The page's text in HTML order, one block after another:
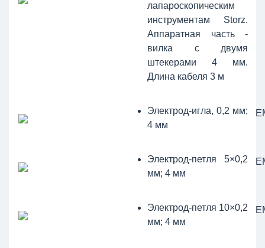
лапароскопическим
инструментам Storz.
Аппаратная часть -
вилка с двумя
штекерами 4 мм.
Длина кабеля 3 м
Электрод-игла, 0,2 мм;
4 мм
Электрод-петля 5×0,2
мм; 4 мм
Электрод-петля 10×0,2
мм; 4 мм